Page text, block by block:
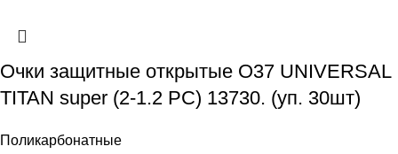
Очки защитные открытые О37 UNIVERSAL
TITAN super (2-1.2 PC) 13730. (уп. 30шт)
Поликарбонатные